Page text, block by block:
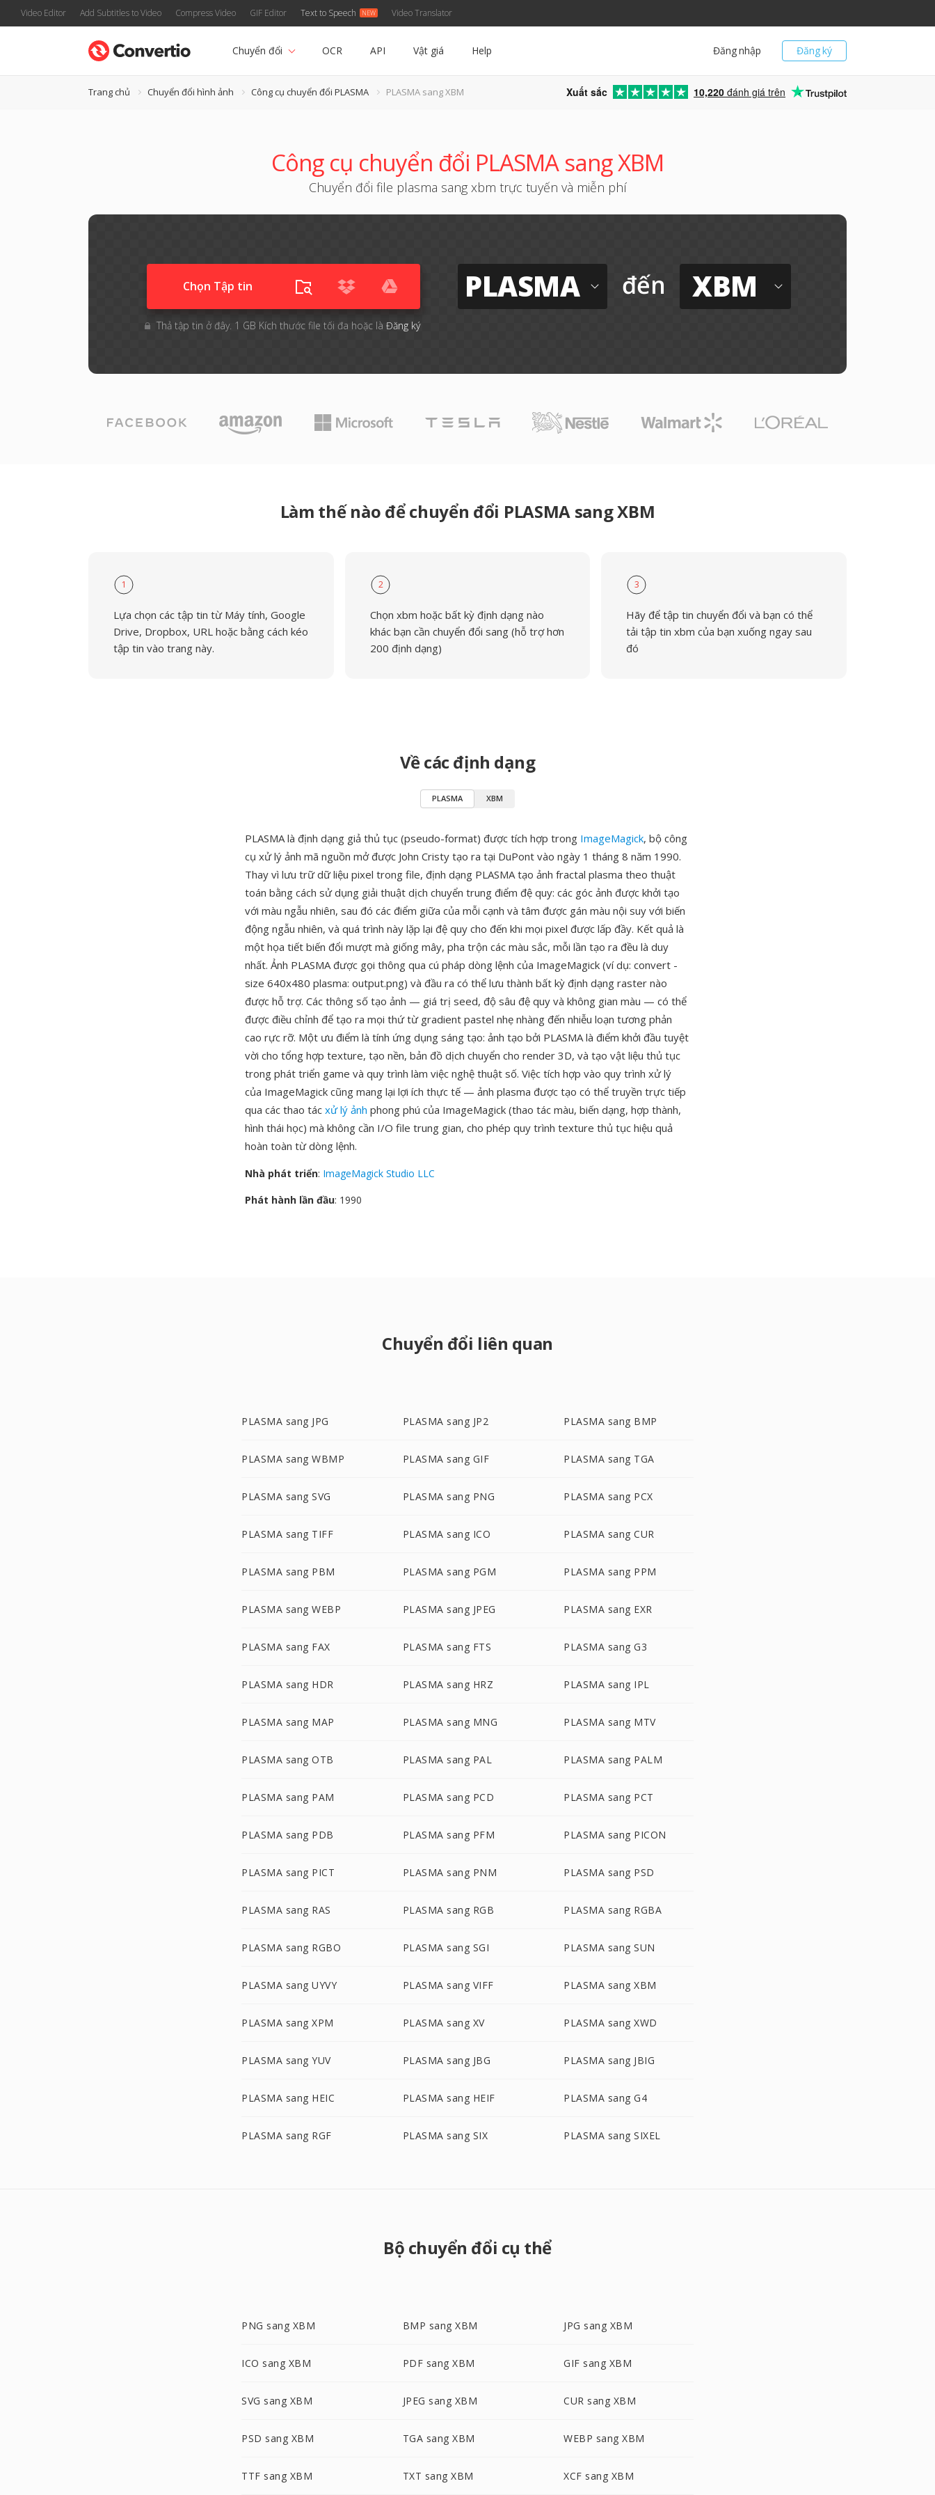
Video Editor Add Subtitles to Video Compress Video GIF Editor Text to Speech Video Translator
Đăng ký
Đăng nhập
Chuyển đổi OCR API Vật giá Help
Trang chủ Chuyển đổi hình ảnh Công cụ chuyển đổi PLASMA PLASMA sang XBM Xuất sắc 10,220 đánh giá trên
Công cụ chuyển đổi PLASMA sang XBM
Chuyển đổi file plasma sang xbm trực tuyến và miễn phí
Chọn Tập tin
Thả tập tin ở đây. 1 GB Kích thước file tối đa hoặc là Đăng ký
PLASMA đến XBM
Làm thế nào để chuyển đổi PLASMA sang XBM
1
Lựa chọn các tập tin từ Máy tính, Google
Drive, Dropbox, URL hoặc bằng cách kéo
tập tin vào trang này.
2
Chọn xbm hoặc bất kỳ định dạng nào
khác bạn cần chuyển đổi sang (hỗ trợ hơn
200 định dạng)
3
Hãy để tập tin chuyển đổi và bạn có thể
tải tập tin xbm của bạn xuống ngay sau
đó
Về các định dạng
PLASMA XBM
PLASMA là định dạng giả thủ tục (pseudo-format) được tích hợp trong ImageMagick, bộ công
cụ xử lý ảnh mã nguồn mở được John Cristy tạo ra tại DuPont vào ngày 1 tháng 8 năm 1990.
Thay vì lưu trữ dữ liệu pixel trong file, định dạng PLASMA tạo ảnh fractal plasma theo thuật
toán bằng cách sử dụng giải thuật dịch chuyển trung điểm đệ quy: các góc ảnh được khởi tạo
với màu ngẫu nhiên, sau đó các điểm giữa của mỗi cạnh và tâm được gán màu nội suy với biến
động ngẫu nhiên, và quá trình này lặp lại đệ quy cho đến khi mọi pixel được lấp đầy. Kết quả là
một họa tiết biến đổi mượt mà giống mây, pha trộn các màu sắc, mỗi lần tạo ra đều là duy
nhất. Ảnh PLASMA được gọi thông qua cú pháp dòng lệnh của ImageMagick (ví dụ: convert -
size 640x480 plasma: output.png) và đầu ra có thể lưu thành bất kỳ định dạng raster nào
được hỗ trợ. Các thông số tạo ảnh — giá trị seed, độ sâu đệ quy và không gian màu — có thể
được điều chỉnh để tạo ra mọi thứ từ gradient pastel nhẹ nhàng đến nhiễu loạn tương phản
cao rực rỡ. Một ưu điểm là tính ứng dụng sáng tạo: ảnh tạo bởi PLASMA là điểm khởi đầu tuyệt
vời cho tổng hợp texture, tạo nền, bản đồ dịch chuyển cho render 3D, và tạo vật liệu thủ tục
trong phát triển game và quy trình làm việc nghệ thuật số. Việc tích hợp vào quy trình xử lý
của ImageMagick cũng mang lại lợi ích thực tế — ảnh plasma được tạo có thể truyền trực tiếp
qua các thao tác xử lý ảnh phong phú của ImageMagick (thao tác màu, biến dạng, hợp thành,
hình thái học) mà không cần I/O file trung gian, cho phép quy trình texture thủ tục hiệu quả
hoàn toàn từ dòng lệnh.
Nhà phát triển: ImageMagick Studio LLC
Phát hành lần đầu: 1990
Chuyển đổi liên quan
PLASMA sang JPG PLASMA sang JP2 PLASMA sang BMP
PLASMA sang WBMP PLASMA sang GIF PLASMA sang TGA
PLASMA sang SVG PLASMA sang PNG PLASMA sang PCX
PLASMA sang TIFF PLASMA sang ICO PLASMA sang CUR
PLASMA sang PBM PLASMA sang PGM PLASMA sang PPM
PLASMA sang WEBP PLASMA sang JPEG PLASMA sang EXR
PLASMA sang FAX PLASMA sang FTS PLASMA sang G3
PLASMA sang HDR PLASMA sang HRZ PLASMA sang IPL
PLASMA sang MAP PLASMA sang MNG PLASMA sang MTV
PLASMA sang OTB PLASMA sang PAL PLASMA sang PALM
PLASMA sang PAM PLASMA sang PCD PLASMA sang PCT
PLASMA sang PDB PLASMA sang PFM PLASMA sang PICON
PLASMA sang PICT PLASMA sang PNM PLASMA sang PSD
PLASMA sang RAS PLASMA sang RGB PLASMA sang RGBA
PLASMA sang RGBO PLASMA sang SGI PLASMA sang SUN
PLASMA sang UYVY PLASMA sang VIFF PLASMA sang XBM
PLASMA sang XPM PLASMA sang XV PLASMA sang XWD
PLASMA sang YUV PLASMA sang JBG PLASMA sang JBIG
PLASMA sang HEIC PLASMA sang HEIF PLASMA sang G4
PLASMA sang RGF PLASMA sang SIX PLASMA sang SIXEL
Bộ chuyển đổi cụ thể
PNG sang XBM BMP sang XBM JPG sang XBM
ICO sang XBM PDF sang XBM GIF sang XBM
SVG sang XBM JPEG sang XBM CUR sang XBM
PSD sang XBM TGA sang XBM WEBP sang XBM
TTF sang XBM TXT sang XBM XCF sang XBM